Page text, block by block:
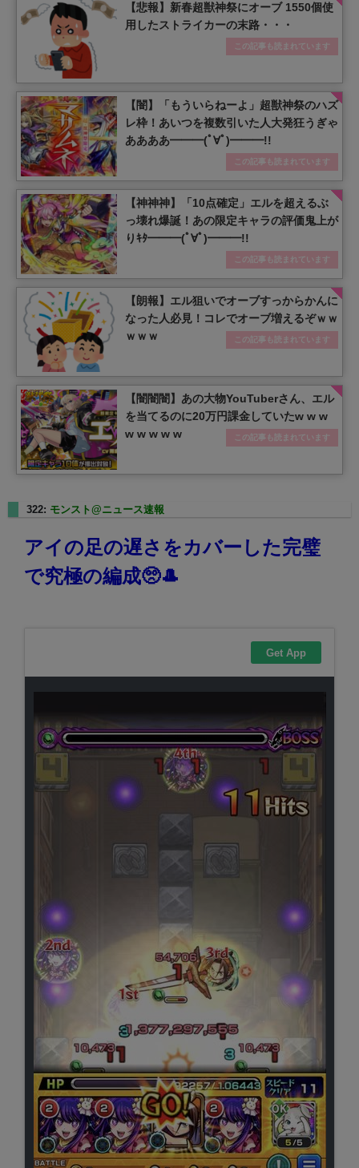
【悲報】新春超獣神祭にオーブ 1550個使
用したストライカーの末路・・・
この記事も読まれています
【闇】「もういらねーよ」超獣神祭のハズ
レ枠！あいつを複数引いた人大発狂うぎゃ
ああああ━━━(ﾟ∀ﾟ)━━━!!
この記事も読まれています
【神神神】「10点確定」エルを超えるぶ
っ壊れ爆誕！あの限定キャラの評価鬼上が
りｷﾀ━━━(ﾟ∀ﾟ)━━━!!
この記事も読まれています
【朗報】エル狙いでオーブすっからかんに
なった人必見！コレでオーブ増えるぞｗｗ
ｗｗｗ
この記事も読まれています
【闇闇闇】あの大物YouTuberさん、エル
を当てるのに20万円課金していたw w w
w w w w w
この記事も読まれています
322: モンスト@ニュース速報
アイの足の遅さをカバーした完璧
で究極の編成🥺🎩